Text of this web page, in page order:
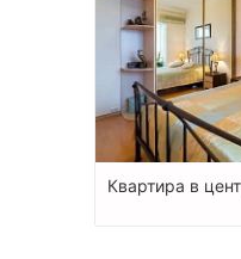
Квартира в